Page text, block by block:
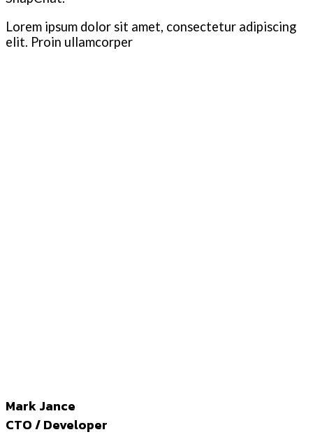
Lorem ipsum dolor sit amet, consectetur adipiscing
elit. Proin ullamcorper
Mark Jance
CTO / Developer